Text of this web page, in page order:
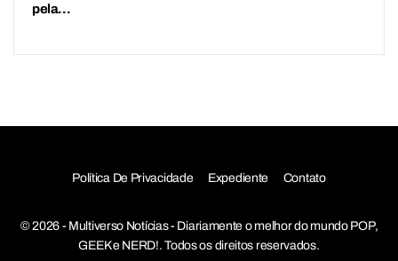
pela…
Política De Privacidade Expediente Contato
© 2026 - Multiverso Notícias - Diariamente o melhor do mundo POP,
GEEK e NERD!. Todos os direitos reservados.